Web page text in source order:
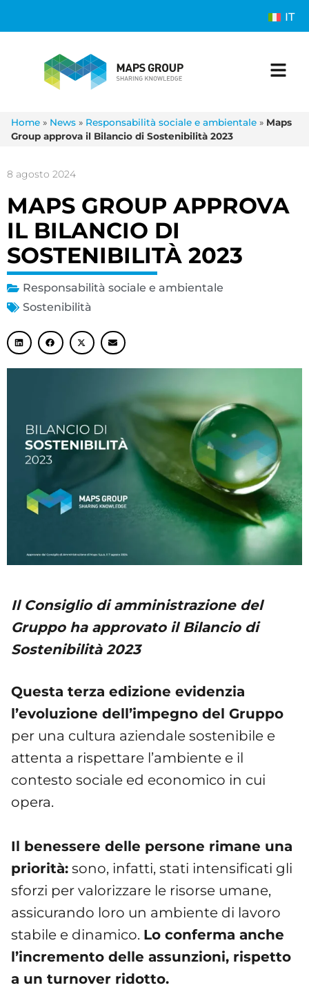
IT
Home » News » Responsabilità sociale e ambientale » Maps
Group approva il Bilancio di Sostenibilità 2023
8 agosto 2024
MAPS GROUP APPROVA
IL BILANCIO DI
SOSTENIBILITÀ 2023
Responsabilità sociale e ambientale
Sostenibilità
Il Consiglio di amministrazione del
Gruppo ha approvato il Bilancio di
Sostenibilità 2023
Questa terza edizione evidenzia
l’evoluzione dell’impegno del Gruppo
per una cultura aziendale sostenibile e
attenta a rispettare l’ambiente e il
contesto sociale ed economico in cui
opera.
Il benessere delle persone rimane una
priorità: sono, infatti, stati intensificati gli
sforzi per valorizzare le risorse umane,
assicurando loro un ambiente di lavoro
stabile e dinamico. Lo conferma anche
l’incremento delle assunzioni, rispetto
a un turnover ridotto.